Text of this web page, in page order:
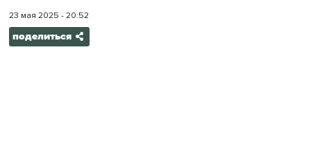
23 мая 2025 - 20:52
поделиться